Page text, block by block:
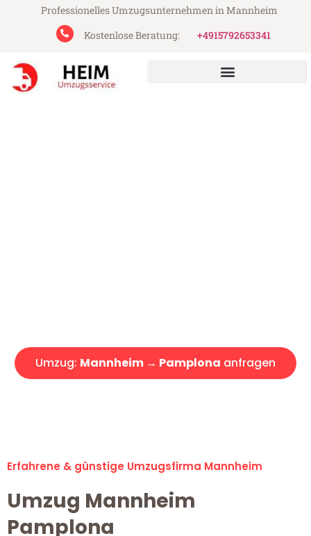
Professionelles Umzugsunternehmen in Mannheim
Kostenlose Beratung:
+4915792653341
Umzug: Mannheim → Pamplona anfragen
Erfahrene & günstige Umzugsfirma Mannheim
Umzug Mannheim
Pamplona